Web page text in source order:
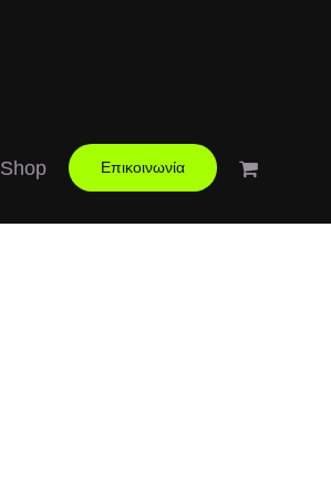
Shop Επικοινωνία